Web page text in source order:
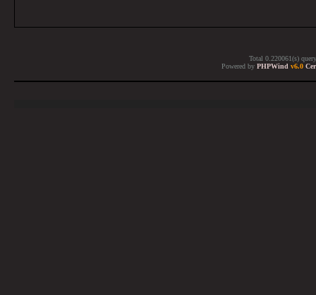
Total 0.220061(s)
Powered by PHPWind v6.0